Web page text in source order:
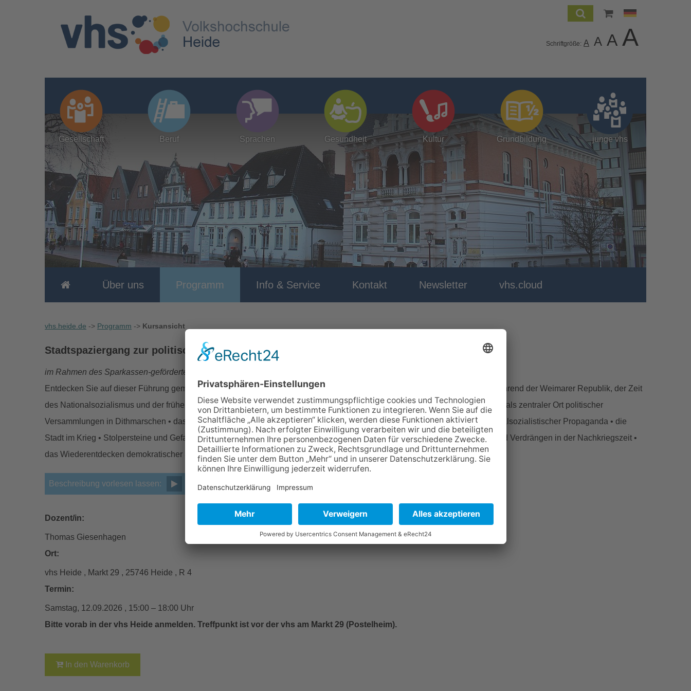
Schriftgröße: A A A A
Gesellschaft Beruf Sprachen Gesundheit Kultur Grundbildung junge vhs
Über uns Programm Info & Service Kontakt Newsletter vhs.cloud
vhs.heide.de -> Programm -> Kursansicht
Stadtspaziergang zur politischen Bildung - Kurs-Nr.: 1006
im Rahmen des Sparkassen-geförderten Projekts "Mitreden. Mitmachen. Mit dir!"
Entdecken Sie auf dieser Führung gemeinsam die Heider Stadtgeschichte vor dem Hintergrund der lokalen Entwicklungen während der Weimarer Republik, der Zeit
des Nationalsozialismus und der frühen Nachkriegsjahre. Themenschwerpunkte des Spaziergangs sind u.a.: • die Stadt Heide als zentraler Ort politischer
Versammlungen in Dithmarschen • das Geflecht von lokaler Wirtschaft und politischer Radikalität • die Stadt als Kulisse nationalsozialistischer Propaganda • die
Stadt im Krieg • Stolpersteine und Gefangenenlager • Verortung von Opfern und Tätern im heutigen Stadtbild • Verstummen und Verdrängen in der Nachkriegszeit •
das Wiederentdecken demokratischer Strukturen.
Beschreibung vorlesen lassen:
Dozent/in:
Thomas Giesenhagen
Ort:
vhs Heide , Markt 29 , 25746 Heide , R 4
Termin:
Samstag, 12.09.2026 , 15:00 – 18:00 Uhr
Bitte vorab in der vhs Heide anmelden. Treffpunkt ist vor der vhs am Markt 29 (Postelheim).
In den Warenkorb